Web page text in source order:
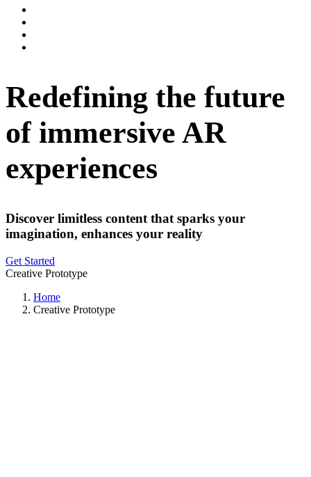
Redefining the future
of immersive AR
experiences
Discover limitless content that sparks your
imagination, enhances your reality
Get Started
Creative Prototype
Home
Creative Prototype